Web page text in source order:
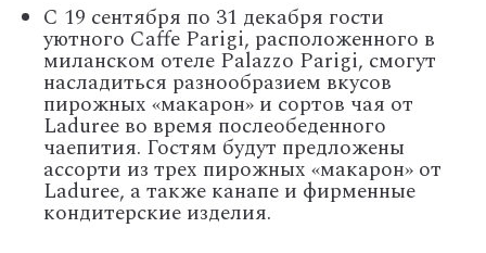
С 19 сентября по 31 декабря гости
уютного Caffe Parigi, расположенного в
миланском отеле Palazzo Parigi, смогут
насладиться разнообразием вкусов
пирожных «макарон» и сортов чая от
Laduree во время послеобеденного
чаепития. Гостям будут предложены
ассорти из трех пирожных «макарон» от
Laduree, а также канапе и фирменные
кондитерские изделия.